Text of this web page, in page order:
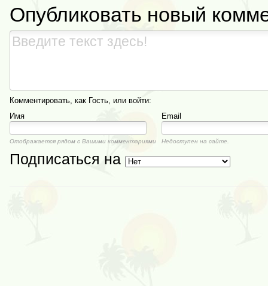
Опубликовать новый
Комментировать, как Гость, или войти:
Имя
Email
Отображается рядом с Вашими комментариями Недоступен на сайте.
Подписаться на